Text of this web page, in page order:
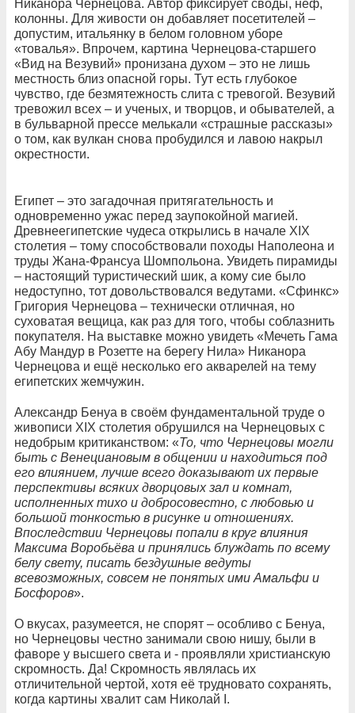
Никанора Чернецова. Автор фиксирует своды, неф,
колонны. Для живости он добавляет посетителей –
допустим, итальянку в белом головном уборе
«товалья». Впрочем, картина Чернецова-старшего
«Вид на Везувий» пронизана духом – это не лишь
местность близ опасной горы. Тут есть глубокое
чувство, где безмятежность слита с тревогой. Везувий
тревожил всех – и ученых, и творцов, и обывателей, а
в бульварной прессе мелькали «страшные рассказы»
о том, как вулкан снова пробудился и лавою накрыл
окрестности.
Египет – это загадочная притягательность и
одновременно ужас перед заупокойной магией.
Древнеегипетские чудеса открылись в начале XIX
столетия – тому способствовали походы Наполеона и
труды Жана-Франсуа Шомпольона. Увидеть пирамиды
– настоящий туристический шик, а кому сие было
недоступно, тот довольствовался ведутами. «Сфинкс»
Григория Чернецова – технически отличная, но
суховатая вещица, как раз для того, чтобы соблазнить
покупателя. На выставке можно увидеть «Мечеть Гама
Абу Мандур в Розетте на берегу Нила» Никанора
Чернецова и ещё несколько его акварелей на тему
египетских жемчужин.
Александр Бенуа в своём фундаментальной труде о
живописи XIX столетия обрушился на Чернецовых с
недобрым критиканством: «То, что Чернецовы могли
быть с Венециановым в общении и находиться под
его влиянием, лучше всего доказывают их первые
перспективы всяких дворцовых зал и комнат,
исполненных тихо и добросовестно, с любовью и
большой тонкостью в рисунке и отношениях.
Впоследствии Чернецовы попали в круг влияния
Максима Воробьёва и принялись блуждать по всему
белу свету, писать бездушные ведуты
всевозможных, совсем не понятых ими Амальфи и
Босфоров».
О вкусах, разумеется, не спорят – особливо с Бенуа,
но Чернецовы честно занимали свою нишу, были в
фаворе у высшего света и - проявляли христианскую
скромность. Да! Скромность являлась их
отличительной чертой, хотя её трудновато сохранять,
когда картины хвалит сам Николай I.